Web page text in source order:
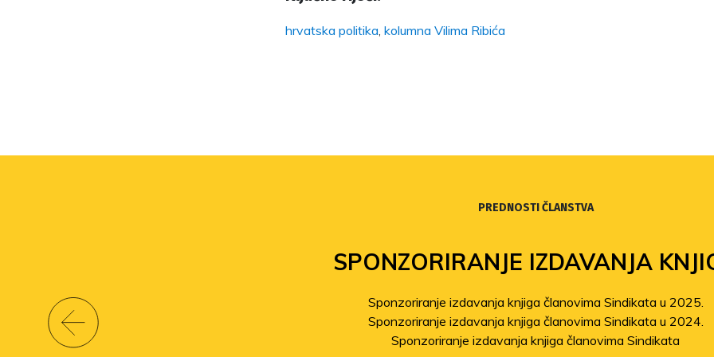
hrvatska politika, kolumna Vilima Ribića
PREDNOSTI ČLANSTVA
SPONZORIRANJE IZDAVANJA
Sponzoriranje izdavanja knjiga članovima Sindikata u 2025.
Sponzoriranje izdavanja knjiga članovima Sindikata u 2024.
Sponzoriranje izdavanja knjiga članovima Sindikata